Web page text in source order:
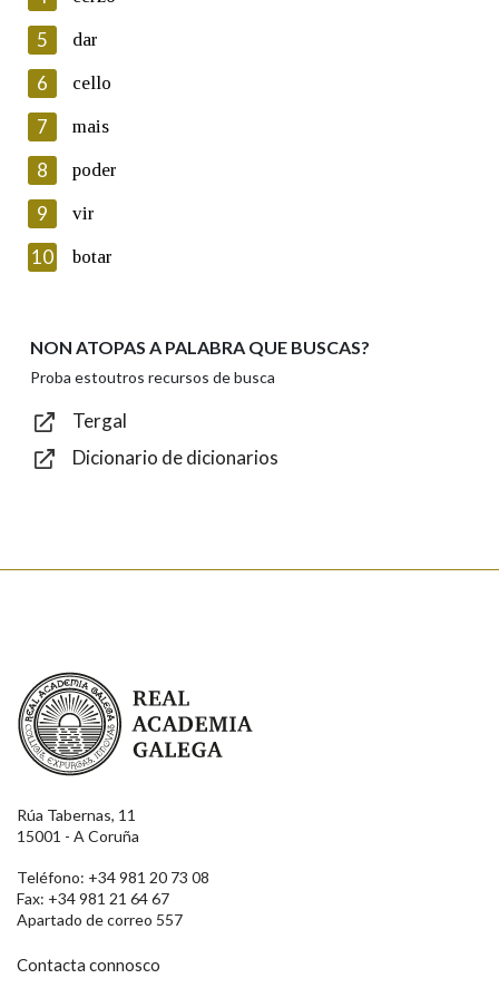
Lin e acepto as condicións da política de
Introduce o código que aparece na imaxe:
Texto de verificación
Enviar
5 dar
6 cello
7 mais
8 poder
9 vir
10 botar
NON ATOPAS A PALABRA QUE BUSCAS?
Proba estoutros recursos de busca
Tergal
Dicionario de dicionarios
Real Academia Galega
Rúa Tabernas, 11
15001 - A Coruña
Teléfono: +34 981 20 73 08
Fax: +34 981 21 64 67
Apartado de correo 557
Contacta connosco